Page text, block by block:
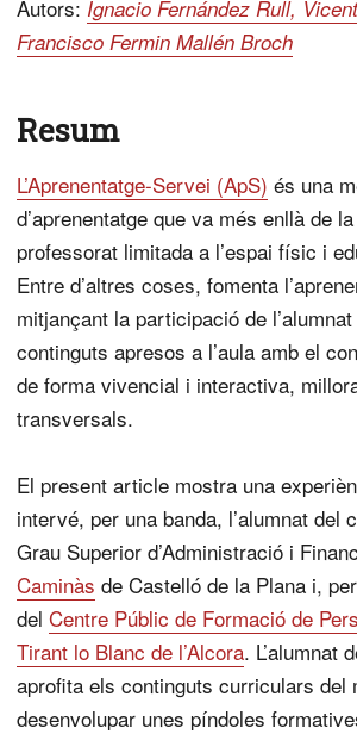
Autors: Ignacio Fernández Rull,
Francisco Fermin Mallén Broch
Resum
L’Aprenentatge-Servei (ApS) és una
d’aprenentatge que va més enllà de
professorat limitada a l’espai físic i
Entre d’altres coses, fomenta
mitjançant la participació de
continguts apresos a l’aula amb el
de forma vivencial i interactiva,
transversals.
El present article mostra una
intervé, per una banda, l’alumnat del
Grau Superior d’Administració i
Caminàs de Castelló de la Plana i,
del Centre Públic de Formació de
Tirant lo Blanc de l’Alcora. L’alumnat
aprofita els continguts curriculars del
desenvolupar unes píndoles